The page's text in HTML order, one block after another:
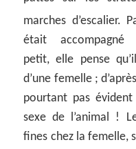
marches d’escalier.
était
petit, elle pense
d’une femelle ;
pourtant pas
sexe de l’animal !
fines chez la femelle,